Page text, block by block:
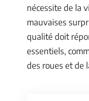
nécessite de la
mauvaises
qualité doit
essentiels,
des roues et de